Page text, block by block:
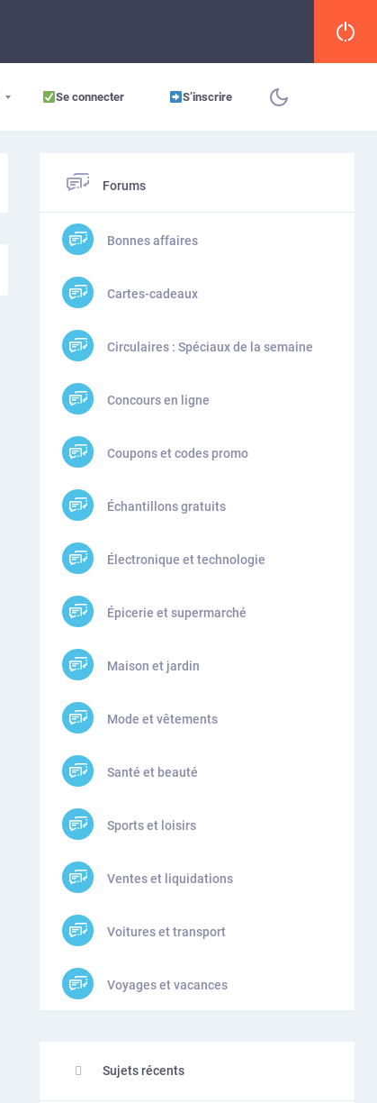
Se connecter S’inscrire
Forums
Bonnes affaires
Cartes-cadeaux
Circulaires : Spéciaux de la semaine
Concours en ligne
Coupons et codes promo
Échantillons gratuits
Électronique et technologie
Épicerie et supermarché
Maison et jardin
Mode et vêtements
Santé et beauté
Sports et loisirs
Ventes et liquidations
Voitures et transport
Voyages et vacances
Sujets récents